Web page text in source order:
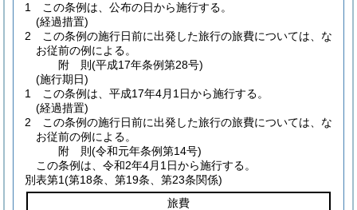
1
この条例は、公布の日から施行する。
(経過措置)
2
この条例の施行日前に出発した旅行の旅費については、な
お従前の例による。
附 則(平成17年条例第28号)
(施行期日)
1
この条例は、平成17年4月1日から施行する。
(経過措置)
2
この条例の施行日前に出発した旅行の旅費については、な
お従前の例による。
附 則(令和元年条例第14号)
この条例は、令和2年4月1日から施行する。
別表第1(第18条、第19条、第23条関係)
旅費